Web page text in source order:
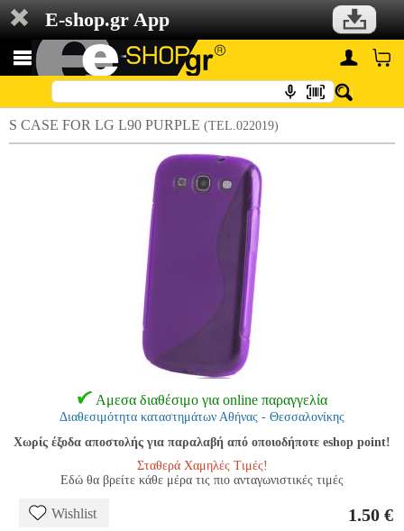
E-shop.gr App
S CASE FOR LG L90 PURPLE (TEL.022019)
Αμεσα διαθέσιμο για online παραγγελία
Διαθεσιμότητα καταστημάτων Αθήνας - Θεσσαλονίκης
Χωρίς έξοδα αποστολής για παραλαβή από οποιοδήποτε eshop point!
Σταθερά Χαμηλές Τιμές!
Εδώ θα βρείτε κάθε μέρα τις πιο ανταγωνιστικές τιμές
Wishlist 1.50 €